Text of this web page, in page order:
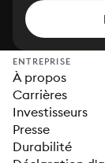
ENTREPRISE
À propos
Carrières
Investisseurs
Presse
Durabilité